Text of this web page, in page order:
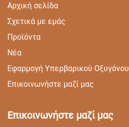
Αρχική σελίδα
Σχετικά με εμάς
Προϊόντα
Νέα
Εφαρμογή Υπερβαρικού Οξυγόνου
Επικοινωνήστε μαζί μας
Επικοινωνήστε μαζί μας